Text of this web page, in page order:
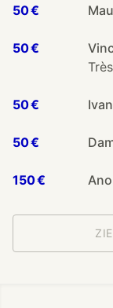
50 €
50 €
50 € Ivan
50 €
150 €